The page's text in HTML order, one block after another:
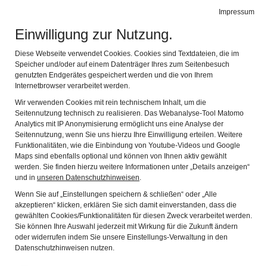
Impressum
Einwilligung zur Nutzung.
Diese Webseite verwendet Cookies. Cookies sind Textdateien, die im
Speicher und/oder auf einem Datenträger Ihres zum Seitenbesuch
genutzten Endgerätes gespeichert werden und die von Ihrem
Internetbrowser verarbeitet werden.
Wir verwenden Cookies mit rein technischem Inhalt, um die
Seitennutzung technisch zu realisieren. Das Webanalyse-Tool Matomo
Analytics mit IP Anonymisierung ermöglicht uns eine Analyse der
Seitennutzung, wenn Sie uns hierzu Ihre Einwilligung erteilen. Weitere
Funktionalitäten, wie die Einbindung von Youtube-Videos und Google
Maps sind ebenfalls optional und können von Ihnen aktiv gewählt
werden. Sie finden hierzu weitere Informationen unter „Details anzeigen“
und in unseren Datenschutzhinweisen.
Wenn Sie auf „Einstellungen speichern & schließen“ oder „Alle
akzeptieren“ klicken, erklären Sie sich damit einverstanden, dass die
gewählten Cookies/Funktionalitäten für diesen Zweck verarbeitet werden.
Sie können Ihre Auswahl jederzeit mit Wirkung für die Zukunft ändern
oder widerrufen indem Sie unsere Einstellungs-Verwaltung in den
Datenschutzhinweisen nutzen.
de en
ARCHÄOLOGISCHER PARK CAMBODUNUM
Netzwerk "Familien
Museen Allgäu"
www.familien-museen-allgaeu.de
Aktuelles
Trotz Energiekrise: Museen sind wichtig für unsere
Gesellschaft!
Die Familien Museen Allgäu schließen sich dem